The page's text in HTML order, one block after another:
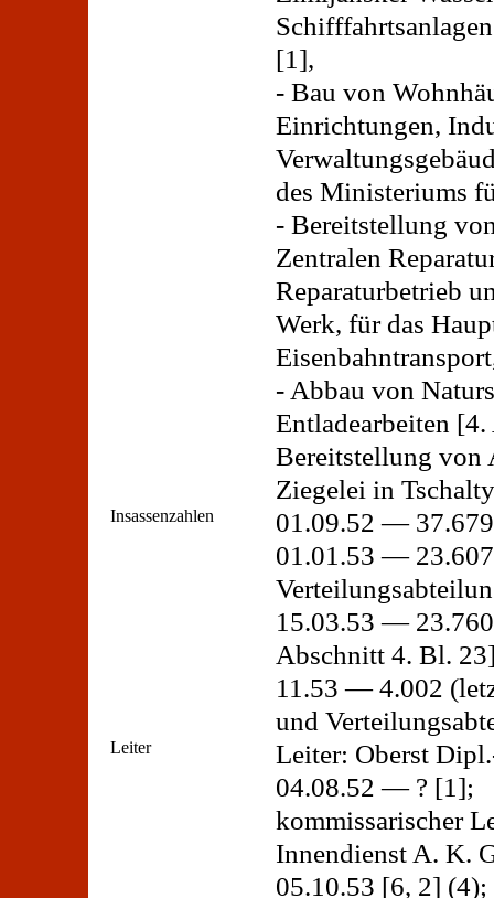
[1],
- Bau von
Einrichtungen,
des Ministeriums
- Bereitstellung
Zentralen
Reparaturbetrieb
Werk, für das
- Abbau von
Entladearbeiten
Bereitstellung von
Ziegelei in
Insassenzahlen
01.09.52 —
01.01.53 —
15.03.53 —
Abschnitt 4. Bl.
11.53 — 4.002
und
Leiter
Leiter: Oberst
04.08.52 — ? [1];
kommissarischer
Innendienst A. K.
05.10.53 [6, 2] (4);